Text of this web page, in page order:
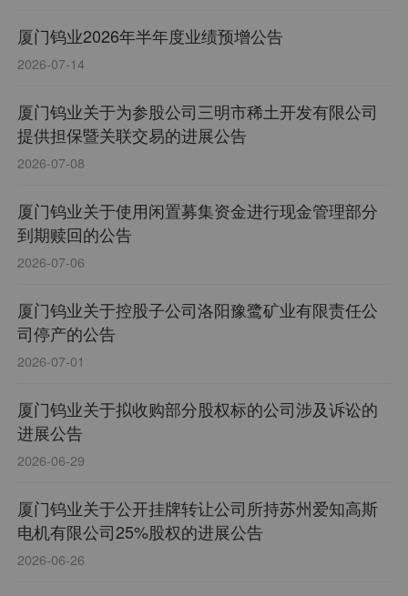
厦门钨业2026年半年度业绩预增公告
2026-07-14
厦门钨业关于为参股公司三明市稀土开发有限公司
提供担保暨关联交易的进展公告
2026-07-08
厦门钨业关于使用闲置募集资金进行现金管理部分
到期赎回的公告
2026-07-06
厦门钨业关于控股子公司洛阳豫鹭矿业有限责任公
司停产的公告
2026-07-01
厦门钨业关于拟收购部分股权标的公司涉及诉讼的
进展公告
2026-06-29
厦门钨业关于公开挂牌转让公司所持苏州爱知高斯
电机有限公司25%股权的进展公告
2026-06-26